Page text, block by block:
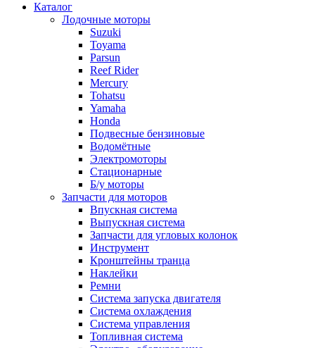
Каталог
Лодочные моторы
Suzuki
Toyama
Parsun
Reef Rider
Mercury
Tohatsu
Yamaha
Honda
Подвесные бензиновые
Водомётные
Электромоторы
Стационарные
Б/у моторы
Запчасти для моторов
Впускная система
Выпускная система
Запчасти для угловых колонок
Инструмент
Кронштейны транца
Наклейки
Ремни
Система запуска двигателя
Система охлаждения
Система управления
Топливная система